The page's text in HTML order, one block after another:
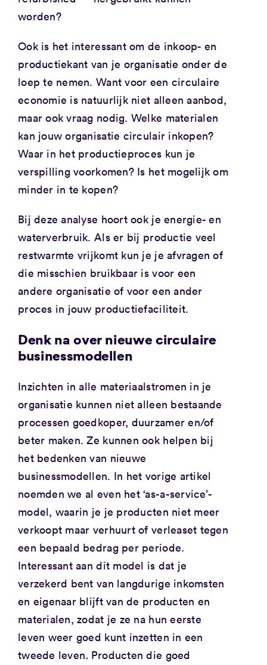
worden?
Ook is het interessant om de inkoop- en
productiekant van je organisatie onder de
loep te nemen. Want voor een circulaire
economie is natuurlijk niet alleen aanbod,
maar ook vraag nodig. Welke materialen
kan jouw organisatie circulair inkopen?
Waar in het productieproces kun je
verspilling voorkomen? Is het mogelijk om
minder in te kopen?
Bij deze analyse hoort ook je energie- en
waterverbruik. Als er bij productie veel
restwarmte vrijkomt kun je je afvragen of
die misschien bruikbaar is voor een
andere organisatie of voor een ander
proces in jouw productiefaciliteit.
Denk na over nieuwe circulaire
businessmodellen
Inzichten in alle materiaalstromen in je
organisatie kunnen niet alleen bestaande
processen goedkoper, duurzamer en/of
beter maken. Ze kunnen ook helpen bij
het bedenken van nieuwe
businessmodellen. In het vorige artikel
noemden we al even het ‘as-a-service’-
model, waarin je je producten niet meer
verkoopt maar verhuurt of verleaset tegen
een bepaald bedrag per periode.
Interessant aan dit model is dat je
verzekerd bent van langdurige inkomsten
en eigenaar blijft van de producten en
materialen, zodat je ze na hun eerste
leven weer goed kunt inzetten in een
tweede leven. Producten die goed